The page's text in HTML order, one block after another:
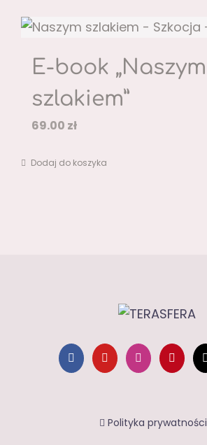
E-book „Naszym
szlakiem”
69.00 zł
Dodaj do koszyka
Polityka prywatności